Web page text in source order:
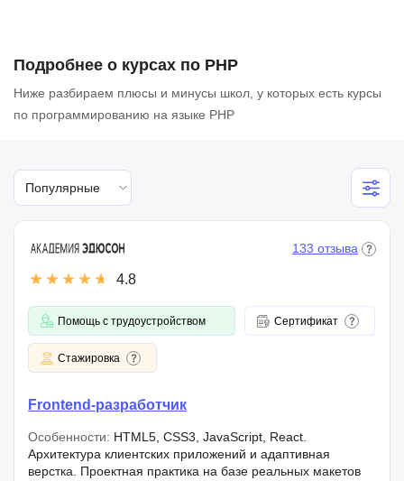
Подробнее о курсах по PHP
Ниже разбираем плюсы и минусы школ, у которых есть курсы
по программированию на языке PHP
Популярные
4.8
133 отзыва
Помощь с трудоустройством Сертификат
Стажировка
Frontend-разработчик
Особенности: HTML5, CSS3, JavaScript, React.
Архитектура клиентских приложений и адаптивная
верстка. Проектная практика на базе реальных макетов